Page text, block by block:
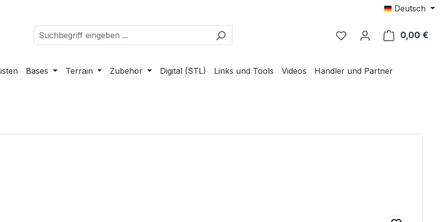
Deutsch
0,00 €
Bases Terrain Zubehör Digital (STL) Links und Tools Videos Händler und Partner